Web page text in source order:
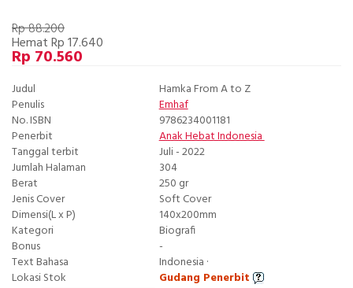
Rp 88.200
Hemat Rp 17.640
Rp 70.560
Judul
Hamka From A to Z
Penulis
Emhaf
No. ISBN
9786234001181
Penerbit
Anak Hebat Indonesia
Tanggal terbit
Juli - 2022
Jumlah Halaman
304
Berat
250 gr
Jenis Cover
Soft Cover
Dimensi(L x P)
140x200mm
Kategori
Biografi
Bonus
-
Text Bahasa
Indonesia ·
Lokasi Stok
Gudang Penerbit